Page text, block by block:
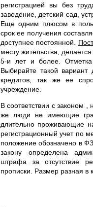
регистрацией вы без
заведение, детский сад,
Еще одним плюсом в
срок ее получения
доступнее постоянной.
месту жительства,
5-и лет и более. Отметка
Выбирайте такой
кредитов, так же ее
учреждение.
В соответствии с законом ,
же люди не имеющие
длительно проживающие
регистрационный учет по
положение обозначено в
закону определена
штрафа за отсутствие
прописки. Размер разная в